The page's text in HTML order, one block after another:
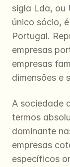
sigla Lda, ou
único sócio,
Portugal.
empresas
empresas
dimensões e
A sociedade
termos
dominante
empresas
específicos